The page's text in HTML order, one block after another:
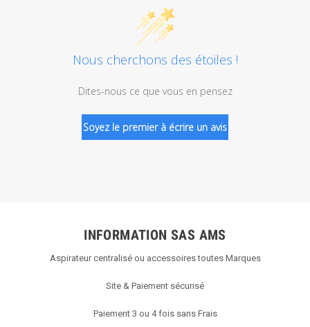
Nous cherchons des étoiles !
Dites-nous ce que vous en pensez
Soyez le premier à écrire un avis
INFORMATION SAS AMS
Aspirateur centralisé ou accessoires toutes Marques
Site & Paiement sécurisé
Paiement 3 ou 4 fois sans Frais